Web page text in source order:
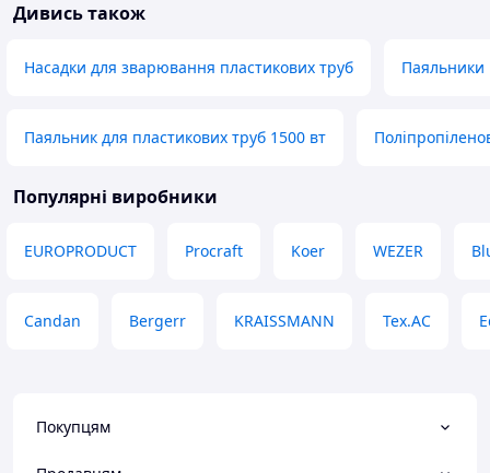
Дивись також
Насадки для зварювання пластикових труб Паяльники
Паяльник для пластикових труб 1500 вт
Популярні виробники
EUROPRODUCT Procraft Koer WEZER
Candan Bergerr KRAISSMANN Tex.AC
Покупцям